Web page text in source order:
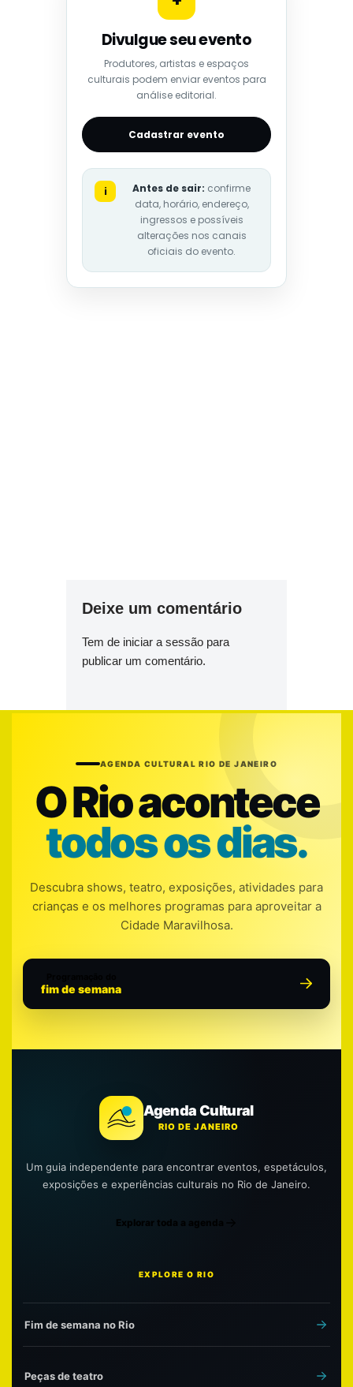
Divulgue seu evento
Produtores, artistas e espaços
culturais podem enviar eventos para
análise editorial.
Cadastrar evento
i Antes de sair: confirme
data, horário, endereço,
ingressos e possíveis
alterações nos canais
oficiais do evento.
Deixe um comentário
Tem de iniciar a sessão para
publicar um comentário.
AGENDA CULTURAL RIO DE JANEIRO
O Rio acontece
todos os dias.
Descubra shows, teatro, exposições, atividades para
crianças e os melhores programas para aproveitar a
Cidade Maravilhosa.
fim de semana
Agenda Cultural
RIO DE JANEIRO
Um guia independente para encontrar eventos, espetáculos,
exposições e experiências culturais no Rio de Janeiro.
Explorar toda a agenda
EXPLORE O RIO
Fim de semana no Rio
Peças de teatro